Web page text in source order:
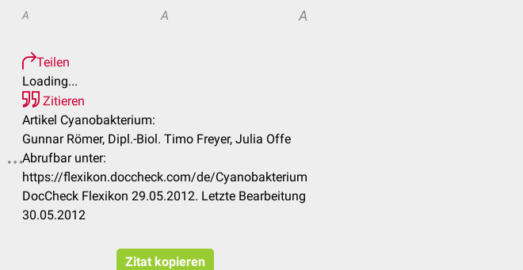
A A A
Teilen
Loading...
Zitieren
Artikel Cyanobakterium:
Gunnar Römer, Dipl.-Biol. Timo Freyer, Julia Offe
Abrufbar unter:
https://flexikon.doccheck.com/de/Cyanobakterium
DocCheck Flexikon 29.05.2012. Letzte Bearbeitung
30.05.2012
Zitat kopieren